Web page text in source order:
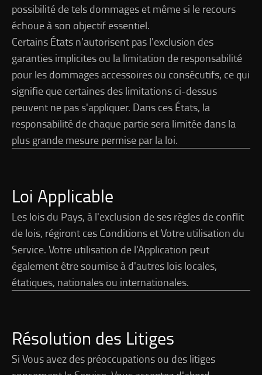
possibilité de tels dommages et même si le recours
échoue à son objectif essentiel.
Certains États n'autorisent pas l'exclusion des
garanties implicites ou la limitation de responsabilité
pour les dommages accessoires ou consécutifs, ce qui
signifie que certaines des limitations ci-dessus
peuvent ne pas s'appliquer. Dans ces États, la
responsabilité de chaque partie sera limitée dans la
plus grande mesure permise par la loi.
Loi Applicable
Les lois du Pays, à l'exclusion de ses règles de conflit
de lois, régiront ces Conditions et Votre utilisation du
Service. Votre utilisation de l'Application peut
également être soumise à d'autres lois locales,
étatiques, nationales ou internationales.
Résolution des Litiges
Si Vous avez des préoccupations ou des litiges